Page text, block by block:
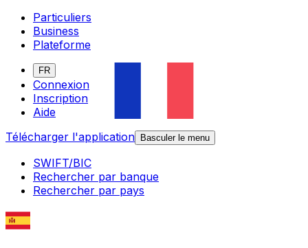
Particuliers
Business
Plateforme
FR
Connexion
Inscription
Aide
Télécharger l'application
Basculer le menu
SWIFT/BIC
Rechercher par banque
Rechercher par pays